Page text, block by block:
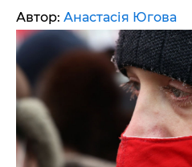
Автор: Анастасія Югова